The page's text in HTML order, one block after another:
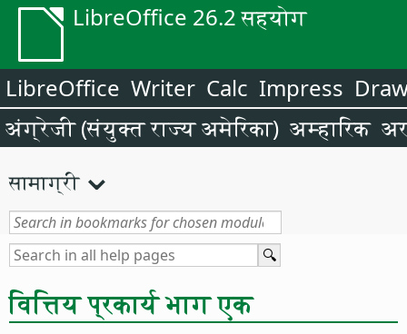
LibreOffice 26.2 सहयोग
LibreOffice Writer Calc Impress
अंग्रेजी (संयुक्त राज्य अमेरिका) अम्हारिक
सामाग्री
वित्तिय प्रकार्य भाग एक